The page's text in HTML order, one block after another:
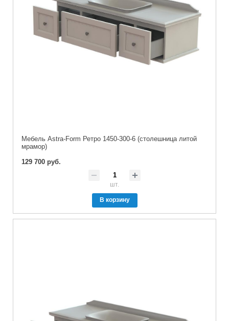
Мебель Astra-Form Ретро 1450-300-6 (столешница литой
мрамор)
129 700 руб.
шт.
В корзину